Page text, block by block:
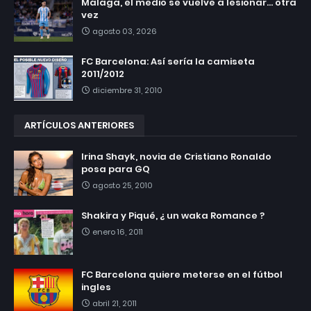
vez
agosto 03, 2026
FC Barcelona: Así sería la camiseta
2011/2012
diciembre 31, 2010
ARTÍCULOS ANTERIORES
Irina Shayk, novia de Cristiano Ronaldo
posa para GQ
agosto 25, 2010
Shakira y Piqué, ¿ un waka Romance ?
enero 16, 2011
FC Barcelona quiere meterse en el fútbol
ingles
abril 21, 2011